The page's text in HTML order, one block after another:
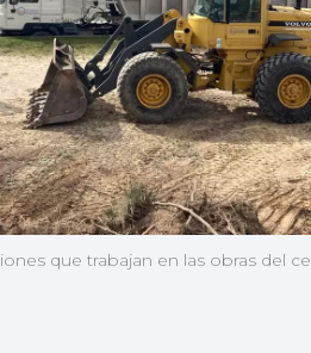
que trabajan en las obras del